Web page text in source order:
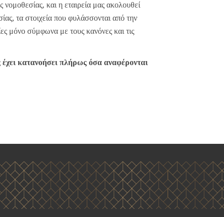
και η εταιρεία μας ακολουθεί
τα στοιχεία που φυλάσσονται από την
μόνο σύμφωνα με τους κανόνες και τις
έχει κατανοήσει πλήρως όσα αναφέρονται